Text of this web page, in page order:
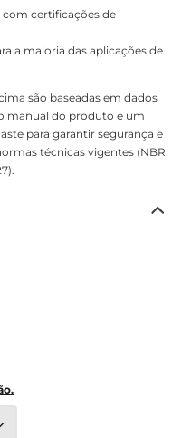
certificações de
a maioria das aplicações de
são baseadas em dados
manual do produto e um
para garantir segurança e
técnicas vigentes (NBR